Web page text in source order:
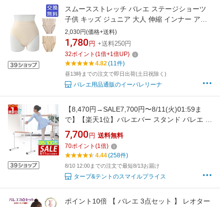
スムースストレッチ バレエ ステージショーツ
子供 キッズ ジュニア 大人 伸縮 インナー アン
ダーウエア スカート下 チュチュ用 オーバーパ
ンツ オーバーショーツ バレエショーツ プリマ
ショーツ 舞台 用 舞台衣装 タイツカラー ピンク
ベージュ
2,030円(価格+送料)
1,780 円 +送料250円
32ポイント (1倍+1倍UP)
4.82(11件)
昼13時までの注文で即日出荷(土日祝除く)
バレエ用品通販のイーバレリーナ
【8,470円→SALE7,700円〜8/11(火)01:59ま
で】【楽天1位】バレエバー スタンド バレエ バ
ー レッスンバー 高さ 2段階 調整 85cm 100cm
幅110cm 耐荷重200kg レッスンスタンド 木目
調バー バレエスタンド 手すり レッスン 練習 ホ
ームレッ ■[送料無料]
7,700 円 送料無料
70ポイント (1倍)
4.44(258件)
8/10 12:00までの注文で最短8/13お届け
タープ&テントのスマイルプライス
ポイント10倍 【 バレエ 3点セット 】 レオター